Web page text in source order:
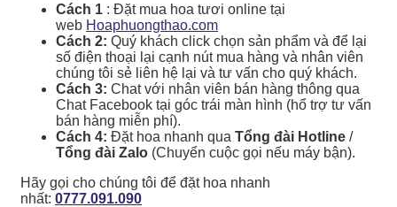
Cách 1 : Đặt mua hoa tươi online tại
web Hoaphuongthao.com
Cách 2: Quý khách click chọn sản phẩm và để lại
số điện thoại lại cạnh nút mua hàng và nhân viên
chúng tôi sẻ liên hệ lại và tư vấn cho quý khách.
Cách 3: Chat với nhân viên bán hàng thông qua
Chat Facebook tại góc trái màn hình (hổ trợ tư vấn
bán hàng miễn phí).
Cách 4: Đặt hoa nhanh qua Tổng đài Hotline /
Tổng đài Zalo (Chuyển cuộc gọi nếu máy bận).
Hãy gọi cho chúng tôi để đặt hoa nhanh
nhất: 0777.091.090